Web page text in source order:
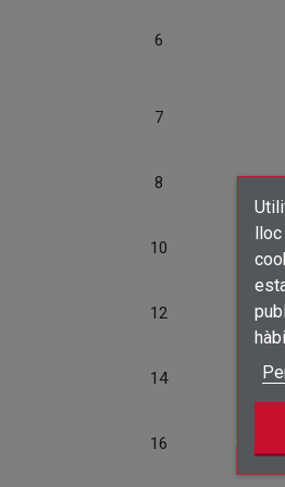
6
7
8
10
12
14
16